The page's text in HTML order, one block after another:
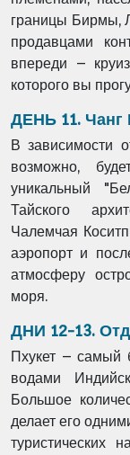
границы Бирмы,
продавцами
впереди –
которого вы
ДЕНЬ 11. Чанг
В зависимости
возможно,
уникальный
Тайского
Чалемчая
аэропорт и
атмосферу
моря.
ДНИ 12-13.
Пхукет – самый
водами
Большое
делает его
туристических